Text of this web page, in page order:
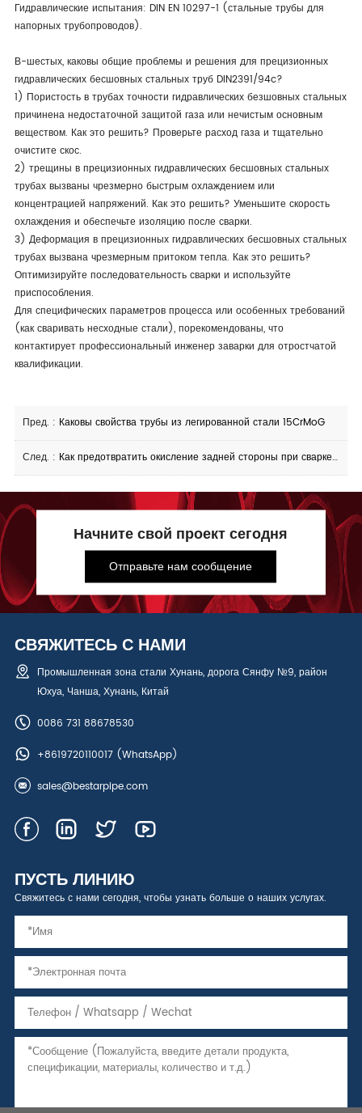
Гидравлические испытания: DIN EN 10297-1 (стальные трубы для
напорных трубопроводов).
В-шестых, каковы общие проблемы и решения для прецизионных
гидравлических бесшовных стальных труб DIN2391/94c?
1) Пористость в трубах точности гидравлических безшовных стальных
причинена недостаточной защитой газа или нечистым основным
веществом. Как это решить? Проверьте расход газа и тщательно
очистите скос.
2) трещины в прецизионных гидравлических бесшовных стальных
трубах вызваны чрезмерно быстрым охлаждением или
концентрацией напряжений. Как это решить? Уменьшите скорость
охлаждения и обеспечьте изоляцию после сварки.
3) Деформация в прецизионных гидравлических бесшовных стальных
трубах вызвана чрезмерным притоком тепла. Как это решить?
Оптимизируйте последовательность сварки и используйте
приспособления.
Для специфических параметров процесса или особенных требований
(как сваривать несходные стали), порекомендованы, что
контактирует профессиональный инженер заварки для отростчатой
квалификации.
Пред. : Каковы свойства трубы из легированной стали 15CrMoG
След. : Как предотвратить окисление задней стороны при сварке труб из нержавеющей стали
Начните свой проект сегодня
Отправьте нам сообщение
СВЯЖИТЕСЬ С НАМИ
Промышленная зона стали Хунань, дорога Сянфу №9, район
Юхуа, Чанша, Хунань, Китай
0086 731 88678530
+8619720110017(WhatsApp)
sales@bestarpipe.com
ПУСТЬ ЛИНИЮ
Свяжитесь с нами сегодня, чтобы узнать больше о наших услугах.